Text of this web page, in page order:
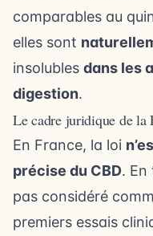
comparables au
elles sont
insolubles dans les
digestion.
Le cadre juridique de la
En France, la loi
précise du CBD. En
pas considéré
premiers essais